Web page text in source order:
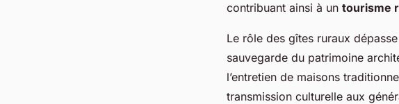
contribuant ainsi à un tourisme
Le rôle des gîtes ruraux
sauvegarde du patrimoine
l’entretien de maisons
transmission culturelle aux